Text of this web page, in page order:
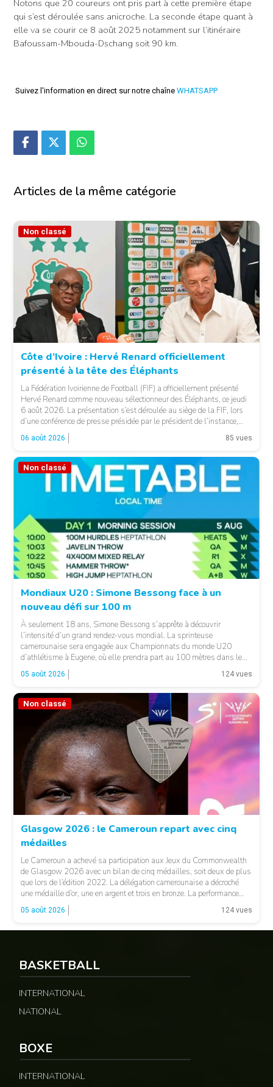
Notons que 20 coureurs ont pris part à cette première étape
qui s’est déroulée sans anicroche. La seconde étape quant à
elle va se courir ce 8 août 2025 notamment sur l’itinéraire
Bafoussam-Mbouda-Dschang soit 90 km.
Suivez l'information en direct sur notre chaîne WHATSAPP
Articles de la même catégorie
© FIF
Non classé
Côte d’Ivoire : Hervé Renard officiellement
présenté à la tête des Éléphants
La Fédération Ivoirienne de Football (FIF) a officiellement présenté
Hervé Renard comme nouveau sélectionneur des Éléphants, ce jeudi
6 août 2026. La présentation s’est déroulée au siège de la FIF, lors
d’une conférence de presse présidée par le président de l’instance,
Yacine Idriss Diallo, en présence de plusieurs membres du Comité
exécutif. Cette nomination intervient […]
06 août 2026 85 vues
Non classé
Mondiaux U20 : Simone Bessong face à un
nouveau défi sur 100 m
À seulement 18 ans, Simone Bessong s’apprête à découvrir
l’intensité d’un grand rendez-vous mondial. La sprinteuse
camerounaise sera engagée aux Championnats du monde U20
d’athlétisme à Eugene, où elle prendra part au 100 mètres dans le
heat 7. Pour son entrée en lice, la jeune Camerounaise devra se
mesurer à une concurrence relevée. Une première […]
05 août 2026 124 vues
Non classé
Glasgow 2026 : le Cameroun repart avec cinq
médailles
Le Cameroun a achevé sa participation aux Jeux du Commonwealth
de Glasgow 2026 avec un bilan de cinq médailles, soit deux de plus
que lors de l’édition 2022. La délégation camerounaise a décroché
une médaille d’or, une en argent et trois en bronze. La performance
majeure est venue d’Emmanuel Eseme. Le sprinteur camerounais
s’est imposé […]
05 août 2026 124 vues
BASKETBALL
INTERNATIONAL
NATIONAL
BOXE
INTERNATIONAL